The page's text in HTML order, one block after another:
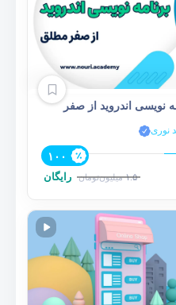
نویسی اندروید از صفر
نوری
۱۰۰
۱.۵ میلیونتومان رایگان